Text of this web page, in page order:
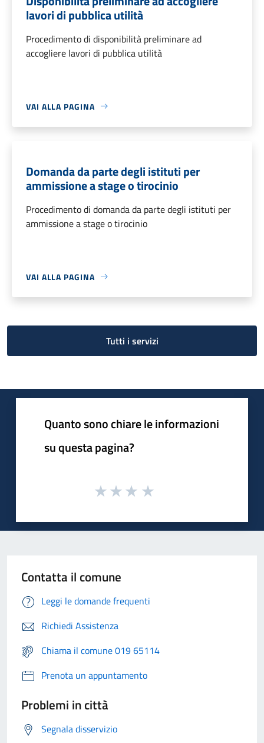
lavori di pubblica utilità
Procedimento di disponibilità preliminare ad
accogliere lavori di pubblica utilità
VAI ALLA PAGINA
Domanda da parte degli istituti per
ammissione a stage o tirocinio
Procedimento di domanda da parte degli istituti per
ammissione a stage o tirocinio
VAI ALLA PAGINA
Tutti i servizi
Quanto sono chiare le informazioni
su questa pagina?
Contatta il comune
Leggi le domande frequenti
Richiedi Assistenza
Chiama il comune 019 65114
Prenota un appuntamento
Problemi in città
Segnala disservizio